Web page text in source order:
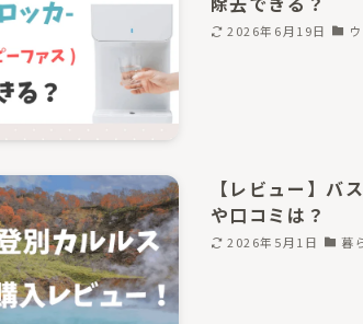
2026年6月19日
【レビュー】バ
や口コミは？
2026年5月1日 暮